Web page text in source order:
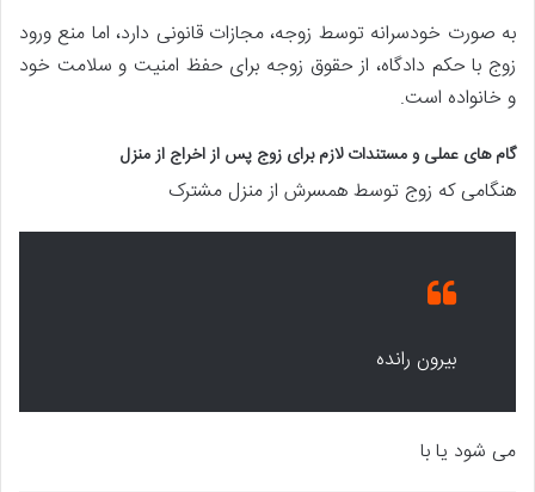
به صورت خودسرانه توسط زوجه، مجازات قانونی دارد، اما منع ورود
زوج با حکم دادگاه، از حقوق زوجه برای حفظ امنیت و سلامت خود
و خانواده است.
گام های عملی و مستندات لازم برای زوج پس از اخراج از منزل
هنگامی که زوج توسط همسرش از منزل مشترک
بیرون رانده
می شود یا با